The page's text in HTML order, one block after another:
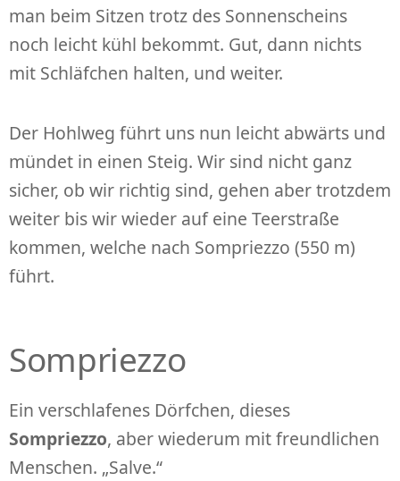
man beim Sitzen trotz des Sonnenscheins
noch leicht kühl bekommt. Gut, dann nichts
mit Schläfchen halten, und weiter.
Der Hohlweg führt uns nun leicht abwärts und
mündet in einen Steig. Wir sind nicht ganz
sicher, ob wir richtig sind, gehen aber trotzdem
weiter bis wir wieder auf eine Teerstraße
kommen, welche nach Sompriezzo (550 m)
führt.
Sompriezzo
Ein verschlafenes Dörfchen, dieses
Sompriezzo, aber wiederum mit freundlichen
Menschen. „Salve.“